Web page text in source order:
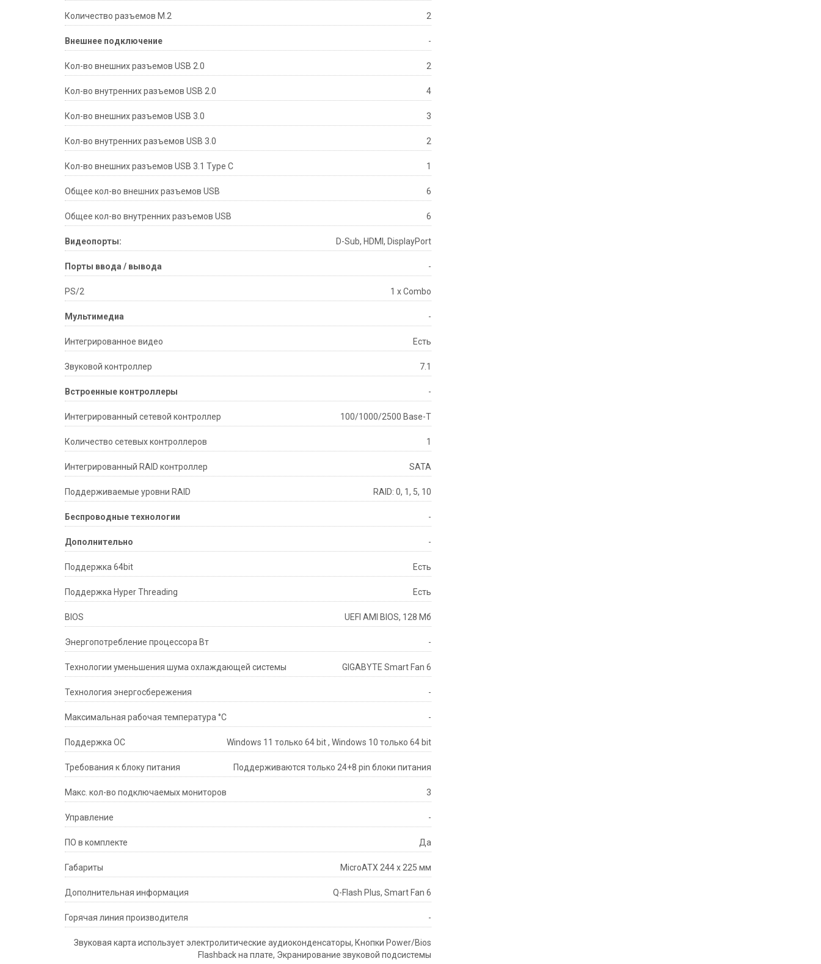
Количество разъемов M.2 2
Внешнее подключение -
Кол-во внешних разъемов USB 2.0 2
Кол-во внутренних разъемов USB 2.0 4
Кол-во внешних разъемов USB 3.0 3
Кол-во внутренних разъемов USB 3.0 2
Кол-во внешних разъемов USB 3.1 Type C 1
Общее кол-во внешних разъемов USB 6
Общее кол-во внутренних разъемов USB 6
Видеопорты: D-Sub, HDMI, DisplayPort
Порты ввода / вывода -
PS/2 1 x Combo
Мультимедиа -
Интегрированное видео Есть
Звуковой контроллер 7.1
Встроенные контроллеры -
Интегрированный сетевой контроллер 100/1000/2500 Base-T
Количество сетевых контроллеров 1
Интегрированный RAID контроллер SATA
Поддерживаемые уровни RAID RAID: 0, 1, 5, 10
Беспроводные технологии -
Дополнительно -
Поддержка 64bit Есть
Поддержка Hyper Threading Есть
BIOS UEFI AMI BIOS, 128 Мб
Энергопотребление процессора Вт -
Технологии уменьшения шума охлаждающей системы GIGABYTE Smart Fan 6
Технология энергосбережения -
Максимальная рабочая температура °C -
Поддержка ОС Windows 11 только 64 bit , Windows 10 только 64 bit
Требования к блоку питания Поддерживаются только 24+8 pin блоки питания
Макс. кол-во подключаемых мониторов 3
Управление -
ПО в комплекте Да
Габариты MicroATX 244 x 225 мм
Дополнительная информация Q-Flash Plus, Smart Fan 6
Горячая линия производителя -
Звуковая карта использует электролитические аудиоконденсаторы, Кнопки Power/Bios
Flashback на плате, Экранирование звуковой подсистемы